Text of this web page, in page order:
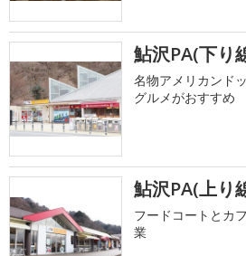
鮎沢PA(下り
名物アメリカンド
グルメがおすすめ
鮎沢PA(上り
フードコートとカ
業